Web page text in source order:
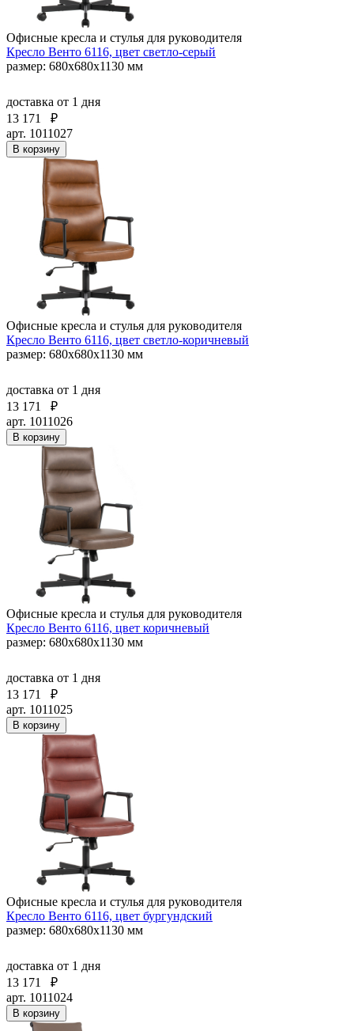
Офисные кресла и стулья для руководителя
Кресло Венто 6116, цвет светло-серый
размер: 680х680х1130 мм
доставка от 1 дня
13 171
₽
арт. 1011027
В корзину
Офисные кресла и стулья для руководителя
Кресло Венто 6116, цвет светло-коричневый
размер: 680х680х1130 мм
доставка от 1 дня
13 171
₽
арт. 1011026
В корзину
Офисные кресла и стулья для руководителя
Кресло Венто 6116, цвет коричневый
размер: 680х680х1130 мм
доставка от 1 дня
13 171
₽
арт. 1011025
В корзину
Офисные кресла и стулья для руководителя
Кресло Венто 6116, цвет бургундский
размер: 680х680х1130 мм
доставка от 1 дня
13 171
₽
арт. 1011024
В корзину